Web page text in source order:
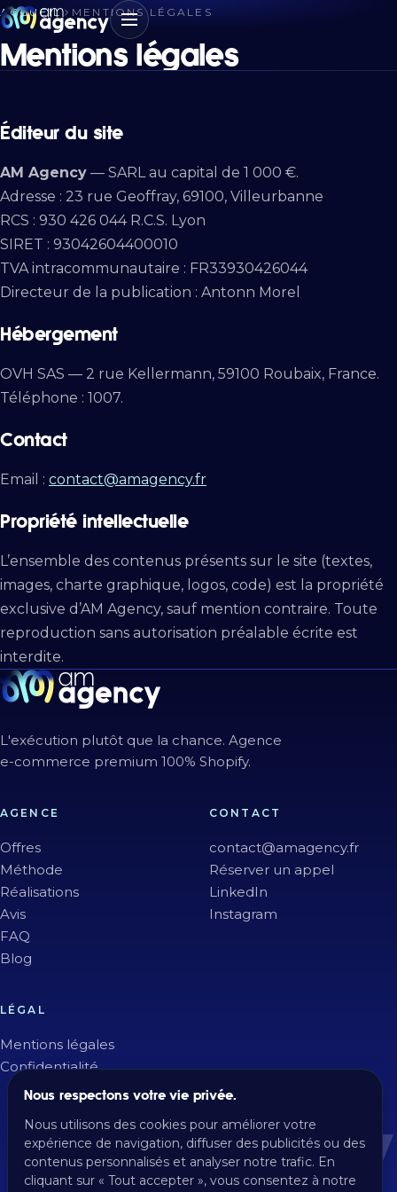
Nous respectons votre vie privée.
Nous utilisons des cookies pour améliorer votre
expérience de navigation, diffuser des publicités ou des
contenus personnalisés et analyser notre trafic. En
cliquant sur « Tout accepter », vous consentez à notre
ACCUEIL MENTIONS LÉGALES
Mentions légales
Éditeur du site
AM Agency — SARL au capital de 1 000 €.
Adresse : 23 rue Geoffray, 69100, Villeurbanne
RCS : 930 426 044 R.C.S. Lyon
SIRET : 93042604400010
TVA intracommunautaire : FR33930426044
Directeur de la publication : Antonn Morel
Hébergement
OVH SAS — 2 rue Kellermann, 59100 Roubaix, France.
Téléphone : 1007.
Contact
Email : contact@amagency.fr
Propriété intellectuelle
L’ensemble des contenus présents sur le site (textes,
images, charte graphique, logos, code) est la propriété
exclusive d’AM Agency, sauf mention contraire. Toute
reproduction sans autorisation préalable écrite est
interdite.
L'exécution plutôt que la chance. Agence
e-commerce premium 100% Shopify.
AGENCE
Offres
Méthode
Réalisations
Avis
FAQ
Blog
CONTACT
contact@amagency.fr
Réserver un appel
LinkedIn
Instagram
LÉGAL
Mentions légales
Confidentialité